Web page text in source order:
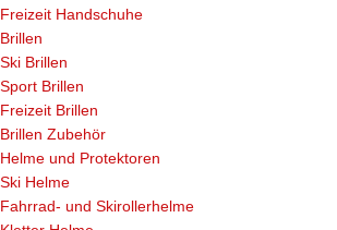
Freizeit Handschuhe
Brillen
Ski Brillen
Sport Brillen
Freizeit Brillen
Brillen Zubehör
Helme und Protektoren
Ski Helme
Fahrrad- und Skirollerhelme